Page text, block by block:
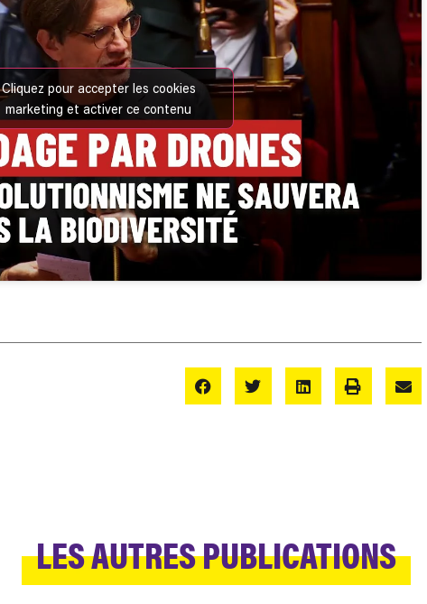
Cliquez pour accepter les cookies
marketing et activer ce contenu
LES AUTRES PUBLICATIONS